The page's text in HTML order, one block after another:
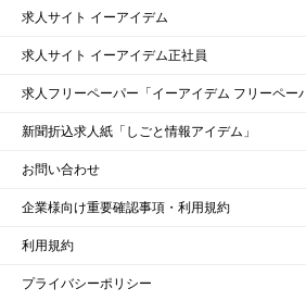
求人サイト イーアイデム
求人サイト イーアイデム正社員
求人フリーペーパー「イーアイデム フリーペー
新聞折込求人紙「しごと情報アイデム」
お問い合わせ
企業様向け重要確認事項・利用規約
利用規約
プライバシーポリシー